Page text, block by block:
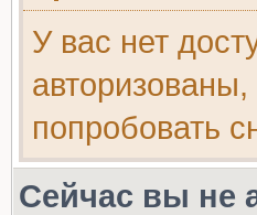
У вас нет
попробовать
Сейчас вы не